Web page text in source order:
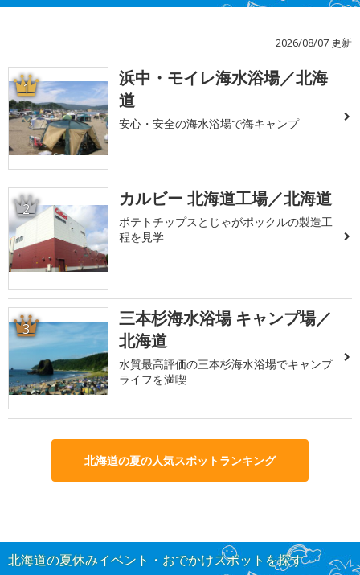
2026/08/07 更新
1
浜中・モイレ海水浴場／北海
道
安心・安全の海水浴場で海キャンプ
2 カルビー 北海道工場／北海道
ポテトチップスとじゃがポックルの製造工
程を見学
3
三本杉海水浴場 キャンプ場／
北海道
水質最高評価の三本杉海水浴場でキャンプ
ライフを満喫
北海道の夏の人気スポットランキング
北海道の夏休みイベント・おでかけスポットを探す